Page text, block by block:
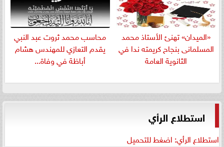
«الميدان» تهنئ الأستاذ محمد
المسلمانى بنجاح كريمته ندا في
الثانوية العامة
​محاسب محمد ثروت عبد النبي
يقدم التعازي للمهندس هشام
أباظة في وفاة...
استطلاع الرأي
استطلاع الرأي: اضغط للتحميل